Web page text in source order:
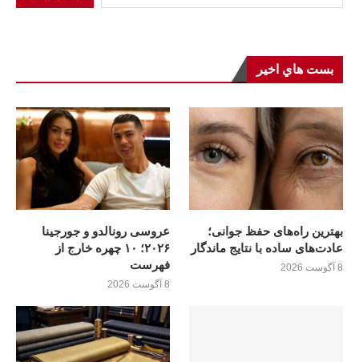
بست هاي اخير
بهترین راه‌های حفظ جوانی؛
عادت‌های ساده با نتایج ماندگار
8 آگوست 2026
عروسی رونالدو و جورجینا
۲۰۲۶؛ ۱۰ چهره خارج از
فهرست
8 آگوست 2026